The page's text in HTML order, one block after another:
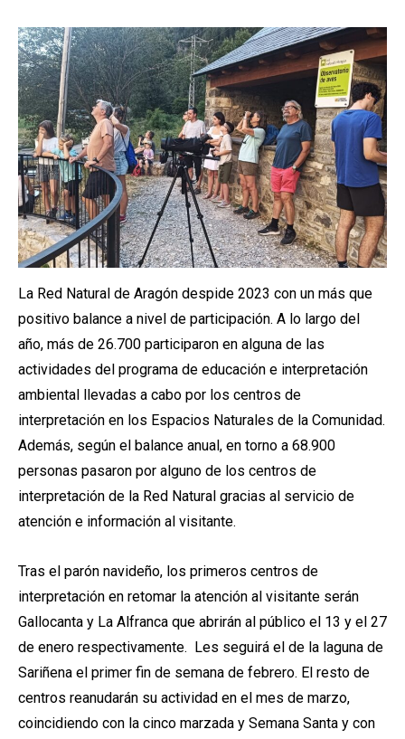
La Red Natural de Aragón despide 2023 con un más que
positivo balance a nivel de participación. A lo largo del
año, más de 26.700 participaron en alguna de las
actividades del programa de educación e interpretación
ambiental llevadas a cabo por los centros de
interpretación en los Espacios Naturales de la Comunidad.
Además, según el balance anual, en torno a 68.900
personas pasaron por alguno de los centros de
interpretación de la Red Natural gracias al servicio de
atención e información al visitante.
Tras el parón navideño, los primeros centros de
interpretación en retomar la atención al visitante serán
Gallocanta y La Alfranca que abrirán al público el 13 y el 27
de enero respectivamente. Les seguirá el de la laguna de
Sariñena el primer fin de semana de febrero. El resto de
centros reanudarán su actividad en el mes de marzo,
coincidiendo con la cinco marzada y Semana Santa y con